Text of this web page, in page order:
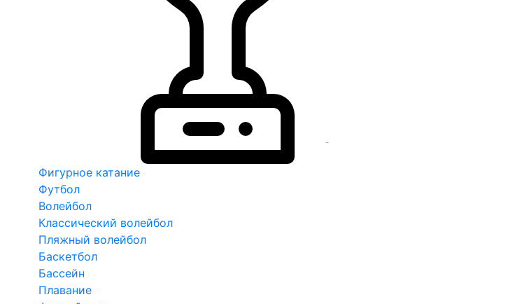
Фигурное катание
Футбол
Волейбол
Классический волейбол
Пляжный волейбол
Баскетбол
Бассейн
Плавание